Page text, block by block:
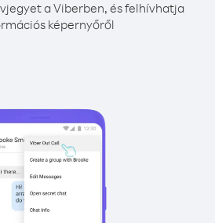
a Viberben, és felhívhatja
képernyőről